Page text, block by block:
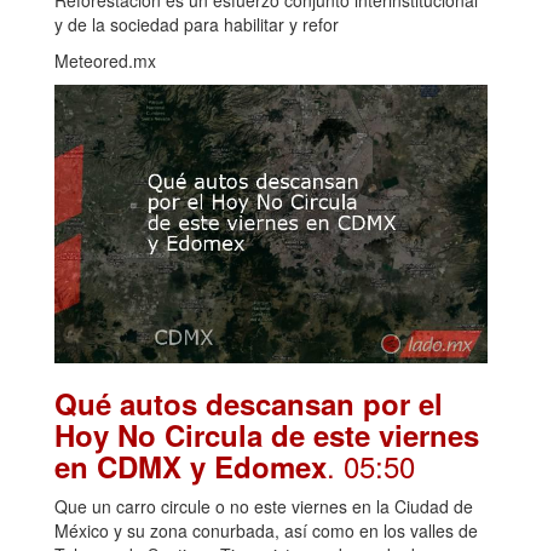
y de la sociedad para habilitar y refor
Meteored.mx
Qué autos descansan por el
Hoy No Circula de este viernes
en CDMX y Edomex. 05:50
Que un carro circule o no este viernes en la Ciudad de
México y su zona conurbada, así como en los valles de